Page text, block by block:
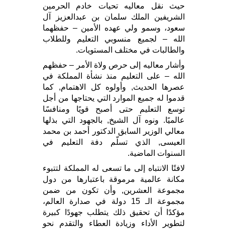
حيث نقل معاليه تحيات خادم الحرمين
الشريفين الملك سلمان بن عبدالعزيز آل
سعود، وسمو ولي عهده الأمين – حفظهما
الله – لجميع منسوبي التعليم وللطلاب
والطالبات في مختلف المستويات.
وأشار معاليه إلى حرص ولاة الأمر – حفظهم
الله – على التعليم منذ نشأة المملكة في
عصرها الحديث, وأولوه كل الاهتمام, كما
قدموا له جميع الموارد التي يحتاجها من أجل
توسع التعليم حتى أصبح قويًا ومنافسًا
عالميًا. ونوه آل الشيخ, بالجهود التي بذلها
معالي الوزير السابق الدكتور أحمد بن محمد
العيسى, الذي تسلّم دفة التعليم في
السنوات الماضية.
لافتًا الانتباه إلى ما تسعى له المملكة لتتبوء
مكانة عالمية مرموقة باعتبارها من دول
مجموعة العشرين, وأن تكون من ضمن
مجموعة الـ 15 دولة في صدارة العالم،
مؤكدًا أن تحقيق ذلك يتطلب جهودًا كبيرة
لتطوير الأداء وزيادة العطاء والتقدم نحو